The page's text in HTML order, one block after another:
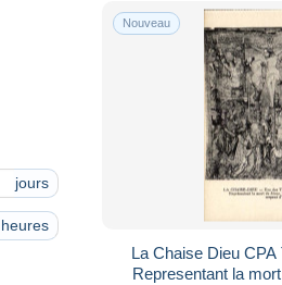
jours
heures
Nouveau
La Chaise Dieu
Representant la